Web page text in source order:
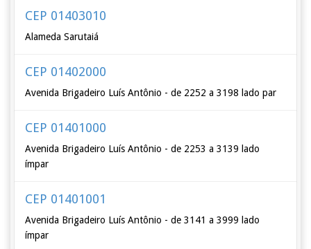
CEP 01403010
Alameda Sarutaiá
CEP 01402000
Avenida Brigadeiro Luís Antônio - de 2252 a 3198 lado par
CEP 01401000
Avenida Brigadeiro Luís Antônio - de 2253 a 3139 lado
ímpar
CEP 01401001
Avenida Brigadeiro Luís Antônio - de 3141 a 3999 lado
ímpar